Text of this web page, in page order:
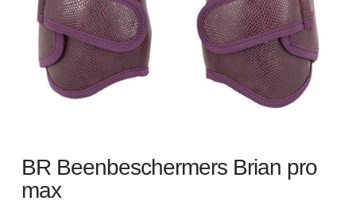
BR Beenbeschermers Brian pro
max